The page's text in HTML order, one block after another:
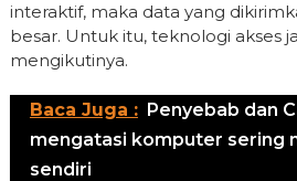
interaktif, maka data yang
besar. Untuk itu, teknologi akses
mengikutinya.
Baca Juga : Penyebab dan
mengatasi komputer sering
sendiri